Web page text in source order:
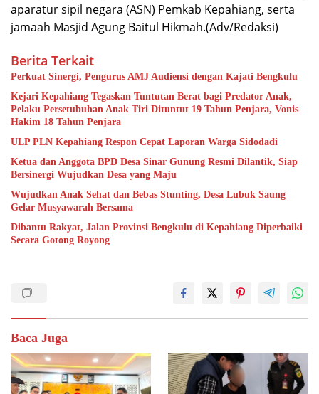
aparatur sipil negara (ASN) Pemkab Kepahiang, serta
jamaah Masjid Agung Baitul Hikmah.(Adv/Redaksi)
Berita Terkait
Perkuat Sinergi, Pengurus AMJ Audiensi dengan Kajati Bengkulu
Kejari Kepahiang Tegaskan Tuntutan Berat bagi Predator Anak,
Pelaku Persetubuhan Anak Tiri Dituntut 19 Tahun Penjara, Vonis
Hakim 18 Tahun Penjara
ULP PLN Kepahiang Respon Cepat Laporan Warga Sidodadi
Ketua dan Anggota BPD Desa Sinar Gunung Resmi Dilantik, Siap
Bersinergi Wujudkan Desa yang Maju
Wujudkan Anak Sehat dan Bebas Stunting, Desa Lubuk Saung
Gelar Musyawarah Bersama
Dibantu Rakyat, Jalan Provinsi Bengkulu di Kepahiang Diperbaiki
Secara Gotong Royong
Baca Juga